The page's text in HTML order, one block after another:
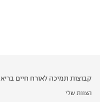
קבוצות תמיכה לאורח חיים בריא
הצוות שלי